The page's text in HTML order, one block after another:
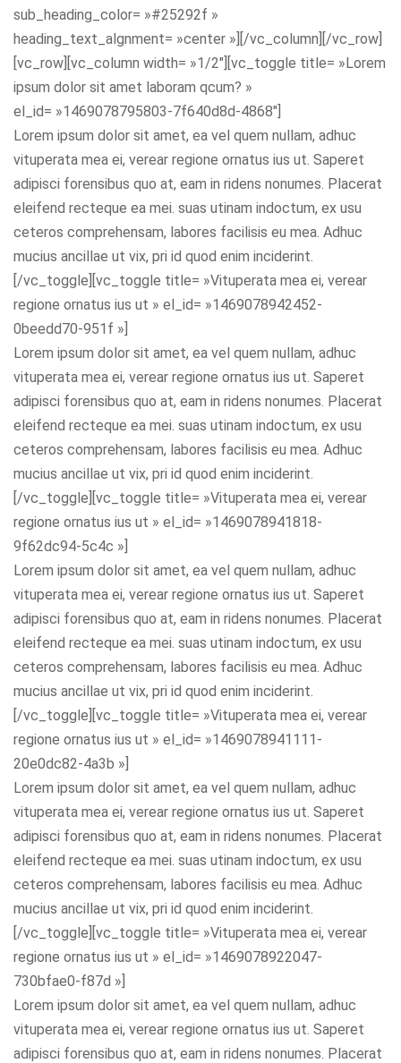
sub_heading_color= »#25292f »
heading_text_algnment= »center »][/vc_column][/vc_row]
[vc_row][vc_column width= »1/2″][vc_toggle title= »Lorem
ipsum dolor sit amet laboram qcum? »
el_id= »1469078795803-7f640d8d-4868″]
Lorem ipsum dolor sit amet, ea vel quem nullam, adhuc
vituperata mea ei, verear regione ornatus ius ut. Saperet
adipisci forensibus quo at, eam in ridens nonumes. Placerat
eleifend recteque ea mei. suas utinam indoctum, ex usu
ceteros comprehensam, labores facilisis eu mea. Adhuc
mucius ancillae ut vix, pri id quod enim inciderint.
[/vc_toggle][vc_toggle title= »Vituperata mea ei, verear
regione ornatus ius ut » el_id= »1469078942452-
0beedd70-951f »]
Lorem ipsum dolor sit amet, ea vel quem nullam, adhuc
vituperata mea ei, verear regione ornatus ius ut. Saperet
adipisci forensibus quo at, eam in ridens nonumes. Placerat
eleifend recteque ea mei. suas utinam indoctum, ex usu
ceteros comprehensam, labores facilisis eu mea. Adhuc
mucius ancillae ut vix, pri id quod enim inciderint.
[/vc_toggle][vc_toggle title= »Vituperata mea ei, verear
regione ornatus ius ut » el_id= »1469078941818-
9f62dc94-5c4c »]
Lorem ipsum dolor sit amet, ea vel quem nullam, adhuc
vituperata mea ei, verear regione ornatus ius ut. Saperet
adipisci forensibus quo at, eam in ridens nonumes. Placerat
eleifend recteque ea mei. suas utinam indoctum, ex usu
ceteros comprehensam, labores facilisis eu mea. Adhuc
mucius ancillae ut vix, pri id quod enim inciderint.
[/vc_toggle][vc_toggle title= »Vituperata mea ei, verear
regione ornatus ius ut » el_id= »1469078941111-
20e0dc82-4a3b »]
Lorem ipsum dolor sit amet, ea vel quem nullam, adhuc
vituperata mea ei, verear regione ornatus ius ut. Saperet
adipisci forensibus quo at, eam in ridens nonumes. Placerat
eleifend recteque ea mei. suas utinam indoctum, ex usu
ceteros comprehensam, labores facilisis eu mea. Adhuc
mucius ancillae ut vix, pri id quod enim inciderint.
[/vc_toggle][vc_toggle title= »Vituperata mea ei, verear
regione ornatus ius ut » el_id= »1469078922047-
730bfae0-f87d »]
Lorem ipsum dolor sit amet, ea vel quem nullam, adhuc
vituperata mea ei, verear regione ornatus ius ut. Saperet
adipisci forensibus quo at, eam in ridens nonumes. Placerat